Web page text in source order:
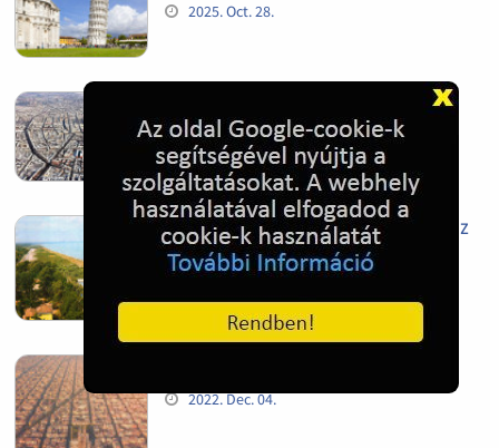
2025. Oct. 28.
2025. Oct. 28.
Siófok, mielőtt beépült az Aranypart az
1970-es évek elején
2022. Dec. 04.